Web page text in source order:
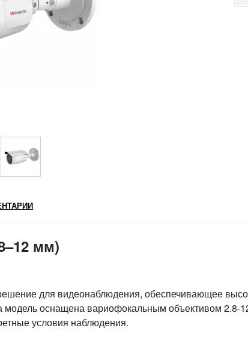
мм)
для видеонаблюдения, обеспечивающее
модель оснащена вариофокальным объективом 2.8-
условия наблюдения.